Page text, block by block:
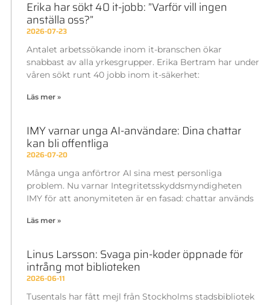
Erika har sökt 40 it-jobb: ”Varför vill ingen
anställa oss?”
2026-07-23
Antalet arbetssökande inom it-branschen ökar
snabbast av alla yrkesgrupper. Erika Bertram har under
våren sökt runt 40 jobb inom it-säkerhet:
Läs mer »
IMY varnar unga AI-användare: Dina chattar
kan bli offentliga
2026-07-20
Många unga anförtror AI sina mest personliga
problem. Nu varnar Integritetsskyddsmyndigheten
IMY för att anonymiteten är en fasad: chattar används
Läs mer »
Linus Larsson: Svaga pin-koder öppnade för
intrång mot biblioteken
2026-06-11
Tusentals har fått mejl från Stockholms stadsbibliotek